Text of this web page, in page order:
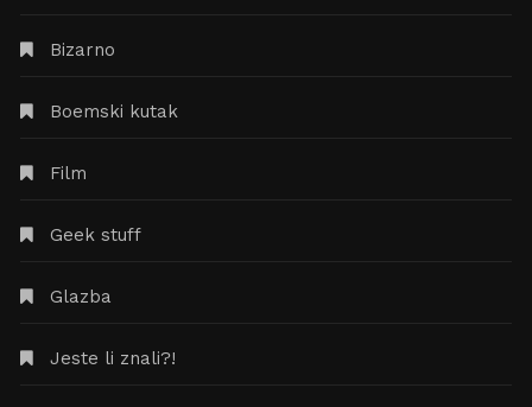
Bizarno
Boemski kutak
Film
Geek stuff
Glazba
Jeste li znali?!